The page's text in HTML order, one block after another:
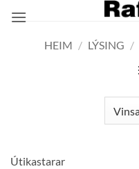
HEIM / LÝSING /
Útikastarar